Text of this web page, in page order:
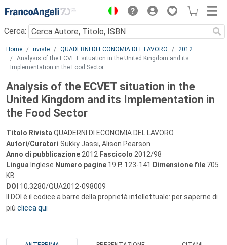
Menu
Cerca:
Main content
Home riviste QUADERNI DI ECONOMIA DEL LAVORO
2012
Analysis of the ECVET situation in the United Kingdom and its
Implementation in the Food Sector
Analysis of the ECVET situation in the
United Kingdom and its Implementation in
the Food Sector
Titolo Rivista QUADERNI DI ECONOMIA DEL LAVORO
Autori/Curatori Sukky Jassi, Alison Pearson
Anno di pubblicazione 2012 Fascicolo 2012/98
Lingua Inglese Numero pagine 19 P. 123-141 Dimensione file 705
KB
DOI 10.3280/QUA2012-098009
Il DOI è il codice a barre della proprietà intellettuale: per saperne di
più clicca qui